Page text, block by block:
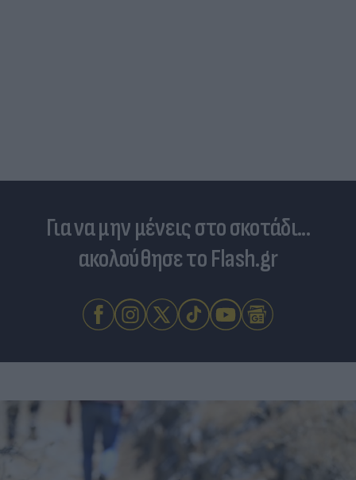
Για να μην μένεις στο σκοτάδι...
ακολούθησε το Flash.gr